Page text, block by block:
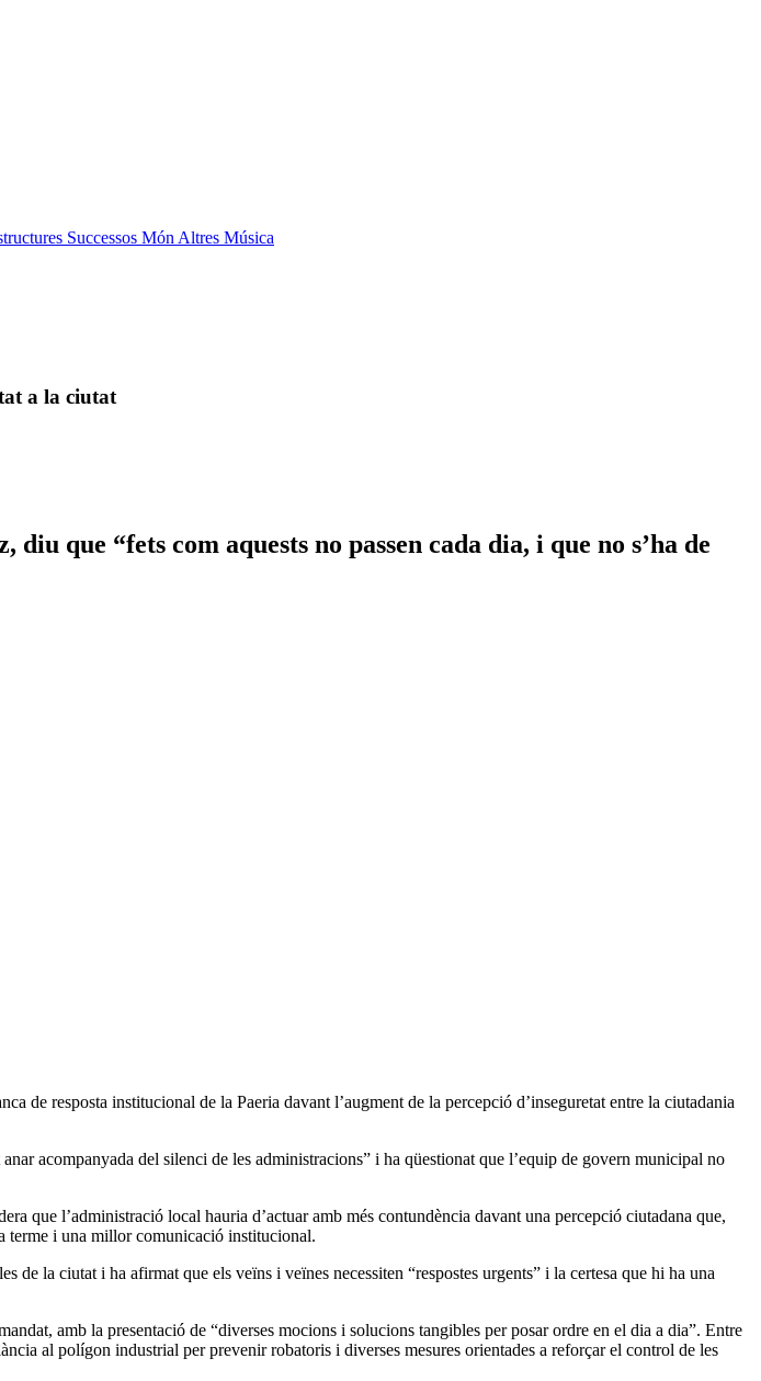
Successos Món Altres Música
a la ciutat
que “fets com aquests no passen cada dia, i que no s’ha de
de resposta institucional de la Paeria davant l’augment de la percepció d’inseguretat entre la ciutadania
acompanyada del silenci de les administracions” i ha qüestionat que l’equip de govern municipal no
que l’administració local hauria d’actuar amb més contundència davant una percepció ciutadana que,
terme i una millor comunicació institucional.
de la ciutat i ha afirmat que els veïns i veïnes necessiten “respostes urgents” i la certesa que hi ha una
amb la presentació de “diverses mocions i solucions tangibles per posar ordre en el dia a dia”. Entre
al polígon industrial per prevenir robatoris i diverses mesures orientades a reforçar el control de les